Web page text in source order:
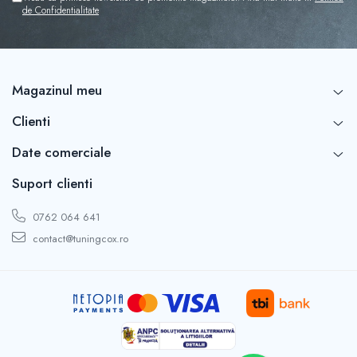
Capace r16 Toyota
Capace r16 VW
de Confidentialitate
Magazinul meu
Clienti
Date comerciale
Suport clienti
0762 064 641
contact@tuningcox.ro